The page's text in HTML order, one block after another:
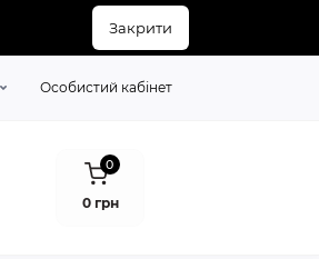
Закрити
Особистий кабінет
0
0 грн